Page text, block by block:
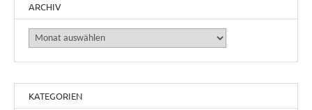
ARCHIV
Archiv
KATEGORIEN